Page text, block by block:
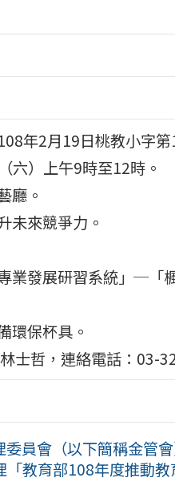
年2月19日桃教小字
六）上午9時至12時。
廳。
未來競爭力。
業發展研習系統」─「
環保杯具。
士哲，連絡電話：03-
委員會（以下簡稱金管
「教育部108年度推動